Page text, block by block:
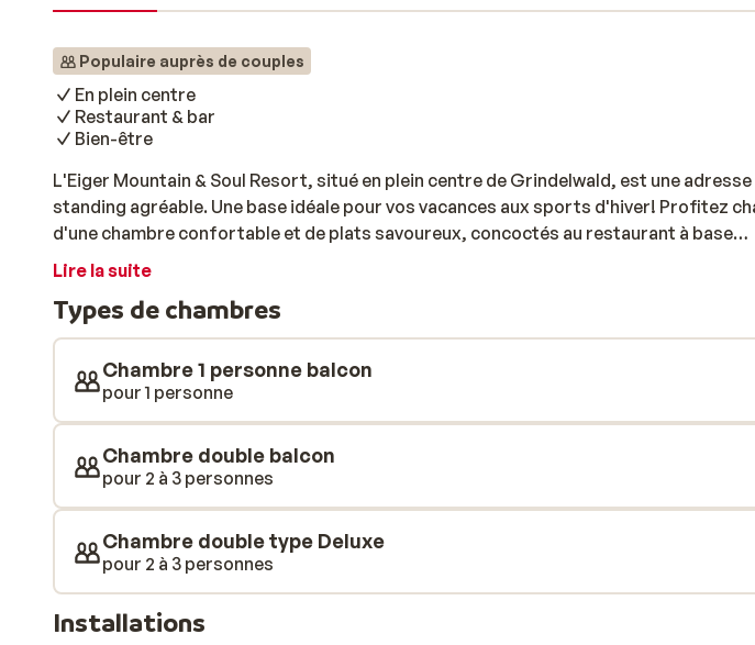
Populaire auprès de couples
En plein centre
Restaurant & bar
Bien-être
L'Eiger Mountain & Soul Resort, situé en plein centre de Grindelwald, est une adresse
standing agréable. Une base idéale pour vos vacances aux sports d'hiver! Profitez
d'une chambre confortable et de plats savoureux, concoctés au restaurant à base
d'ingrédients locaux. Envie de vous détendre? Rendez-vous au spa après une journée
Lire la suite
Types de chambres
Chambre 1 personne balcon
pour 1 personne
Chambre double balcon
pour 2 à 3 personnes
Chambre double type Deluxe
pour 2 à 3 personnes
Installations